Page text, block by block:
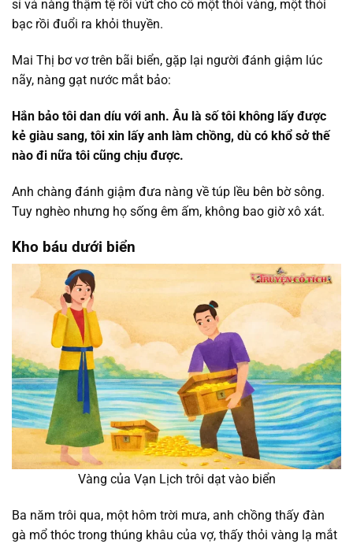
sỉ vả nàng thậm tệ rồi vứt cho cô một thỏi vàng, một thỏi
bạc rồi đuổi ra khỏi thuyền.
Mai Thị bơ vơ trên bãi biển, gặp lại người đánh giậm lúc
nãy, nàng gạt nước mắt bảo:
Hắn bảo tôi dan díu với anh. Âu là số tôi không lấy được
kẻ giàu sang, tôi xin lấy anh làm chồng, dù có khổ sở thế
nào đi nữa tôi cũng chịu được.
Anh chàng đánh giậm đưa nàng về túp lều bên bờ sông.
Tuy nghèo nhưng họ sống êm ấm, không bao giờ xô xát.
Kho báu dưới biển
Vàng của Vạn Lịch trôi dạt vào biển
Ba năm trôi qua, một hôm trời mưa, anh chồng thấy đàn
gà mổ thóc trong thúng khâu của vợ, thấy thỏi vàng lạ mắt